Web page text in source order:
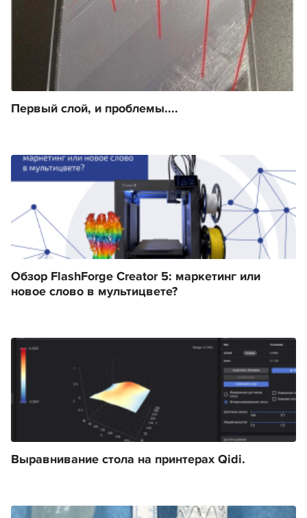
Первый слой, и проблемы....
Обзор FlashForge Creator 5: маркетинг или
новое слово в мультицвете?
Выравнивание стола на принтерах Qidi.